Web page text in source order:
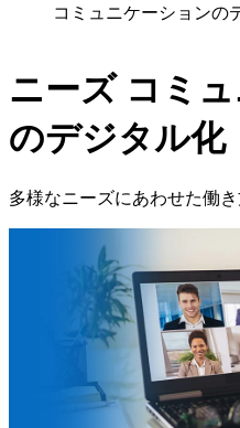
コミュニケーションの
ニーズ コミ
のデジタル化
多様なニーズにあわせた働